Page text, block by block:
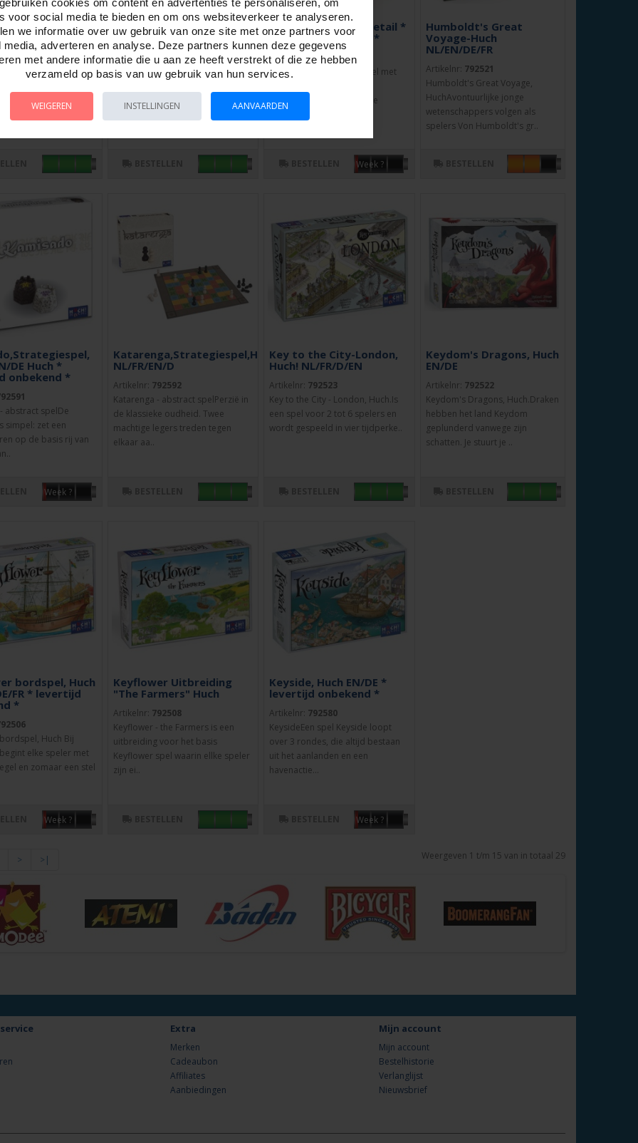
Companies -
In de 18e en
het Westen en het
Explora kaartspel
Artikelnr:792524
Explora kaartspel. Aan het begin
van de 20e eeuw duiken oude
documenten, waarvan de wereld
dacht dat..
Feed the Kraken - Retail *
levertijd onbekend *
Artikelnr:792595
Feed the Kraken is een spel met
asymmetrische facties. Alle
Week ?
Humboldt's Great
Voyage-Huch
NL/EN/DE/FR
Artikelnr: 792521
Humboldt's Great Voyage,
HuchAvontuurlijke jonge
wetenschappers volgen als
spelers Von Humboldt's gr..
DE Huch *
onbekend *
abstract spelDe
simpel: zet een
op de basis rij van
Week ?
Katarenga,Strategiespel,Huch
NL/FR/EN/D
Artikelnr: 792592
Katarenga - abstract spelPerzië in
de klassieke oudheid. Twee
machtige legers treden tegen
elkaar aa..
Key to the City-London,
Huch! NL/FR/D/EN
Artikelnr: 792523
Key to the City - London, Huch.Is
een spel voor 2 tot 6 spelers en
wordt gespeeld in vier tijdperke..
Keydom's Dragons, Huch
EN/DE
Artikelnr: 792522
Keydom's Dragons, Huch.Draken
hebben het land Keydom
geplunderd vanwege zijn
schatten. Je stuurt je ..
bordspel, Huch
FR * levertijd
*
Huch Bij
elke speler met
en zomaar een stel
Week ?
Keyflower Uitbreiding
"The Farmers" Huch
Artikelnr: 792508
Keyflower - the Farmers is een
uitbreiding voor het basis
Keyflower spel waarin ellke speler
zijn ei..
Keyside, Huch EN/DE *
levertijd onbekend *
Artikelnr: 792580
KeysideEen spel Keyside loopt
over 3 rondes, die altijd bestaan
uit het aanlanden en een
havenactie...
Week ?
> >| Weergeven 1 t/m 15 van in totaal 29
Extra
Merken
Cadeaubon
Affiliates
Aanbiedingen
Mijn account
Mijn account
Bestelhistorie
Verlanglijst
Nieuwsbrief
voor social media te bieden en om ons websiteverkeer te analyseren.
we informatie over uw gebruik van onze site met onze partners voor
media, adverteren en analyse. Deze partners kunnen deze gegevens
met andere informatie die u aan ze heeft verstrekt of die ze hebben
verzameld op basis van uw gebruik van hun services.
WEIGEREN INSTELLINGEN AANVAARDEN